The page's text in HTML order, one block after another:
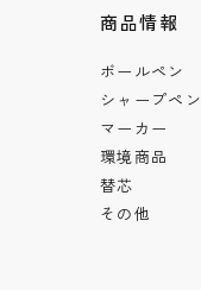
商品情報
ボールペン
シャープペン
マーカー
環境商品
替芯
その他